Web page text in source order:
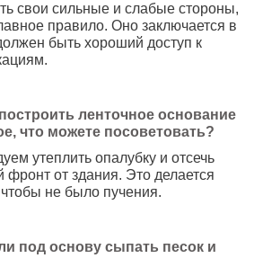
свои сильные и слабые стороны,
правило. Оно заключается в
быть хороший доступ к
ленточное основание
что можете посоветовать?
утеплить опалубку и отсечь
фронт от здания. Это делается
чтобы не было пучения.
под основу сыпать песок и